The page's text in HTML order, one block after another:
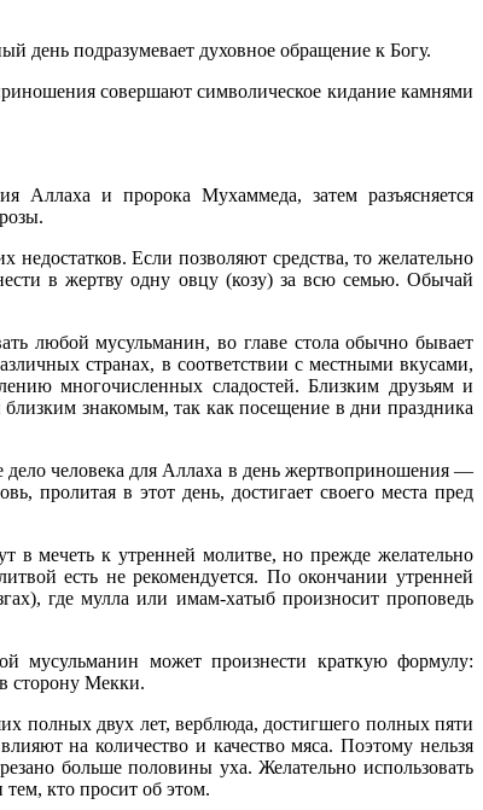
день подразумевает духовное обращение к Богу.
совершают символическое кидание камнями
Аллаха и пророка Мухаммеда, затем разъясняется
Если позволяют средства, то желательно
в жертву одну овцу (козу) за всю семью. Обычай
любой мусульманин, во главе стола обычно бывает
странах, в соответствии с местными вкусами,
многочисленных сладостей. Близким друзьям и
знакомым, так как посещение в дни праздника
человека для Аллаха в день жертвоприношения —
пролитая в этот день, достигает своего места пред
в мечеть к утренней молитве, но прежде желательно
есть не рекомендуется. По окончании утренней
где мулла или имам-хатыб произносит проповедь
мусульманин может произнести краткую формулу:
сторону Мекки.
полных двух лет, верблюда, достигшего полных пяти
на количество и качество мяса. Поэтому нельзя
больше половины уха. Желательно использовать
тем, кто просит об этом.